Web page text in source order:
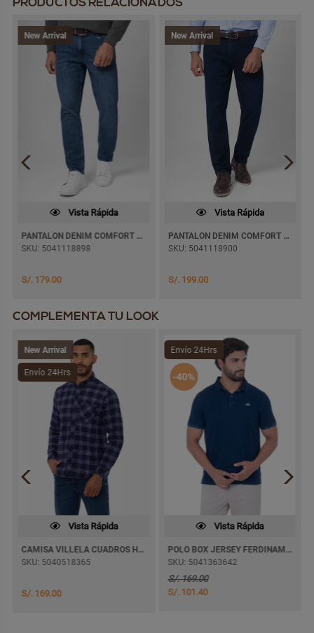
PRODUCTOS RELACIONADOS
New Arrival
Vista Rápida
PANTALON DENIM COMFORT MAXWELL PITILLO
SKU: 5041118898
S/. 179.00
New Arrival
Vista Rápida
PANTALON DENIM COMFORT PAUL JEANS SEMI PITILLO
SKU: 5041118900
S/. 199.00
COMPLEMENTA TU LOOK
New Arrival
Envío 24Hrs
Vista Rápida
CAMISA VILLELA CUADROS HIZMAL M/LARGA
SKU: 5040518365
S/. 169.00
Envío 24Hrs
-40%
Vista Rápida
POLO BOX JERSEY FERDINAM M/CORTA
SKU: 5041363642
S/. 169.00
S/. 101.40